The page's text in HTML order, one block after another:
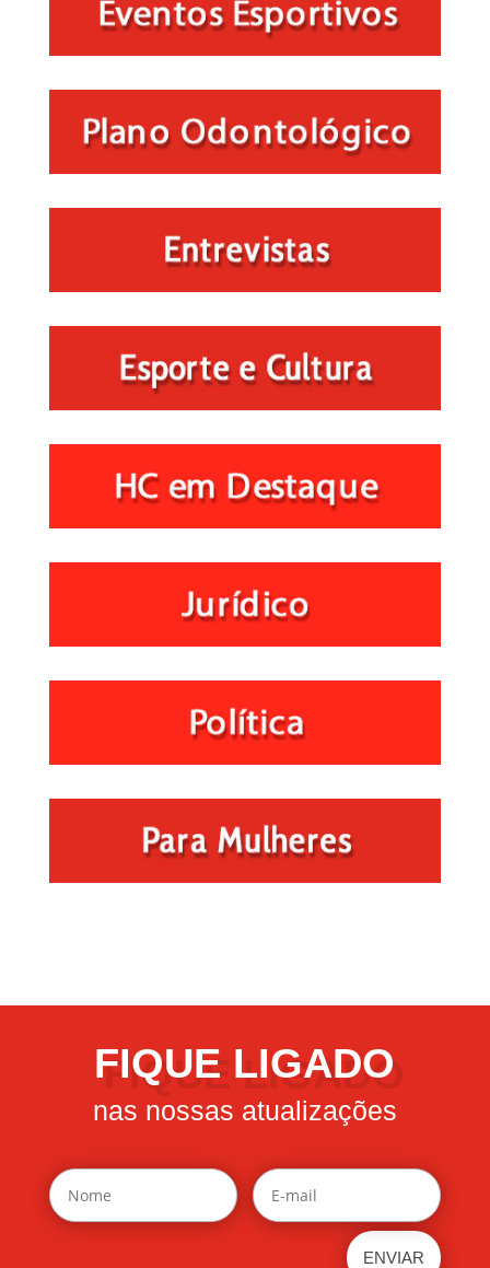
FIQUE LIGADO
nas nossas atualizações